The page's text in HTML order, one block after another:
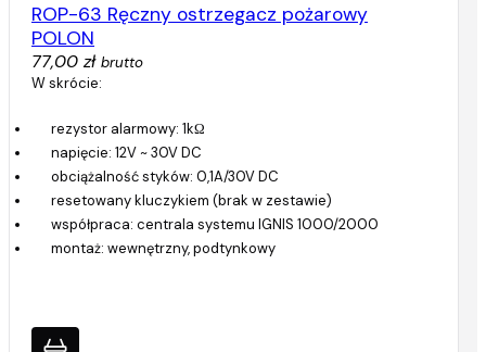
ROP-63 Ręczny ostrzegacz pożarowy
POLON
77,00 zł brutto
W skrócie:
rezystor alarmowy: 1kΩ
napięcie: 12V ~ 30V DC
obciążalność styków: 0,1A/30V DC
resetowany kluczykiem (brak w zestawie)
współpraca: centrala systemu IGNIS 1000/2000
montaż: wewnętrzny, podtynkowy